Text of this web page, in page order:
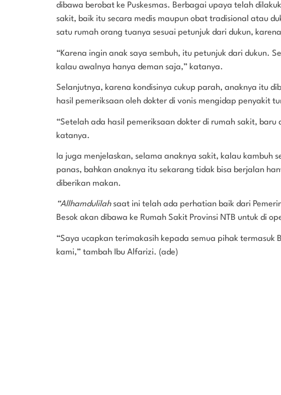
dibawa berobat ke Puskesmas. Berbagai upaya telah
sakit, baik itu secara medis maupun obat tradisional atau
satu rumah orang tuanya sesuai petunjuk dari dukun,
“Karena ingin anak saya sembuh, itu petunjuk dari dukun.
kalau awalnya hanya deman saja,” katanya.
Selanjutnya, karena kondisinya cukup parah, anaknya itu
hasil pemeriksaan oleh dokter di vonis mengidap penyakit
“Setelah ada hasil pemeriksaan dokter di rumah sakit,
katanya.
Ia juga menjelaskan, selama anaknya sakit, kalau kambuh
panas, bahkan anaknya itu sekarang tidak bisa berjalan
diberikan makan.
“Allhamdulilahsaat ini telah ada perhatian baik dari
Besok akan dibawa ke Rumah Sakit Provinsi NTB untuk di
“Saya ucapkan terimakasih kepada semua pihak termasuk
kami,” tambah Ibu Alfarizi. (ade)